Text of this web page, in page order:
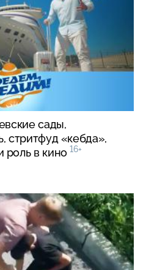
сады,
стритфуд «кебда»,
в кино 16+